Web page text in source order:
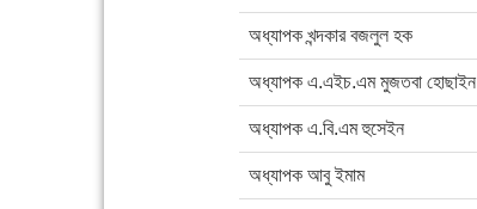
অধ্যাপক খন্দকার বজলুল হক
অধ্যাপক এ.এইচ.এম মুজতবা হোছাইন
অধ্যাপক এ.বি.এম হুসেইন
অধ্যাপক আবু ইমাম